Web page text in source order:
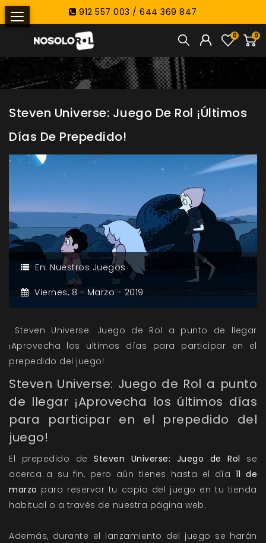
912 557 003 / 644 369 847
0
0
Steven Universe: Juego De Rol ¡Últimos
Días De Prepedido!
En: Nuestros Juegos
Viernes, 8 - Marzo - 2019
Steven Universe: Juego de Rol a punto de llegar
¡Aprovecha los ultimos días para participar en el
prepedido del juego!
Steven Universe: Juego de Rol a punto
de llegar ¡Aprovecha los últimos días
para participar en el prepedido del
juego!
El prepedido de Steven Universe: Juego de Rol se
acerca a su fin, pero aún tienes hasta el día 11 de
marzo para reservar tu copia del juego en tu tienda
habitual o a través de nuestra página web.
Además, durante el lanzamiento del juego se harán